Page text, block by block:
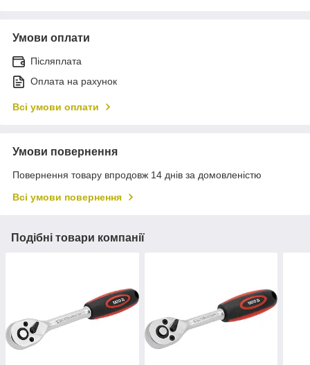
Умови оплати
Післяплата
Оплата на рахунок
Всі умови оплати
Умови повернення
Повернення товару впродовж 14 днів за домовленістю
Всі умови повернення
Подібні товари компанії